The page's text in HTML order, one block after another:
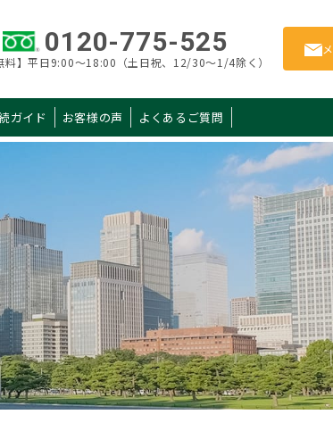
0120-775-525
料】平日9:00～18:00（土日祝、12/30～1/4除く）
相続ガイド
初めての相続
申告手続きガイド
申告までの流れ
料金・シミュレーション
税理士の選び方
覧
贈与
相続手続き
相続
保険
所得税
その他
税理士
ガイド お客様の声 よくあるご質問